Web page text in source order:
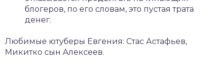
блогеров, по его словам, это пустая трата
денег.
Любимые ютуберы Евгения: Стас Астафьев,
Микитко сын Алексеев.